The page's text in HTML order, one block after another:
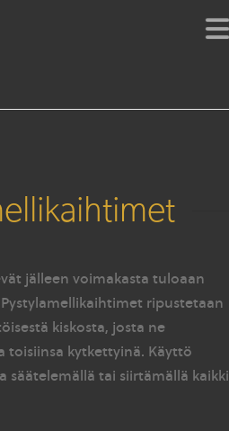
jälleen voimakasta tuloaan
ripustetaan
kiskosta, josta ne
toisiinsa kytkettyinä. Käyttö
tai siirtämällä kaikki